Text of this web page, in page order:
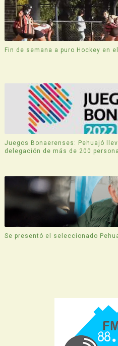
Fin de semana a puro Hockey en
Juegos Bonaerenses: Pehuajó
delegación de más de 200
Se presentó el seleccionado